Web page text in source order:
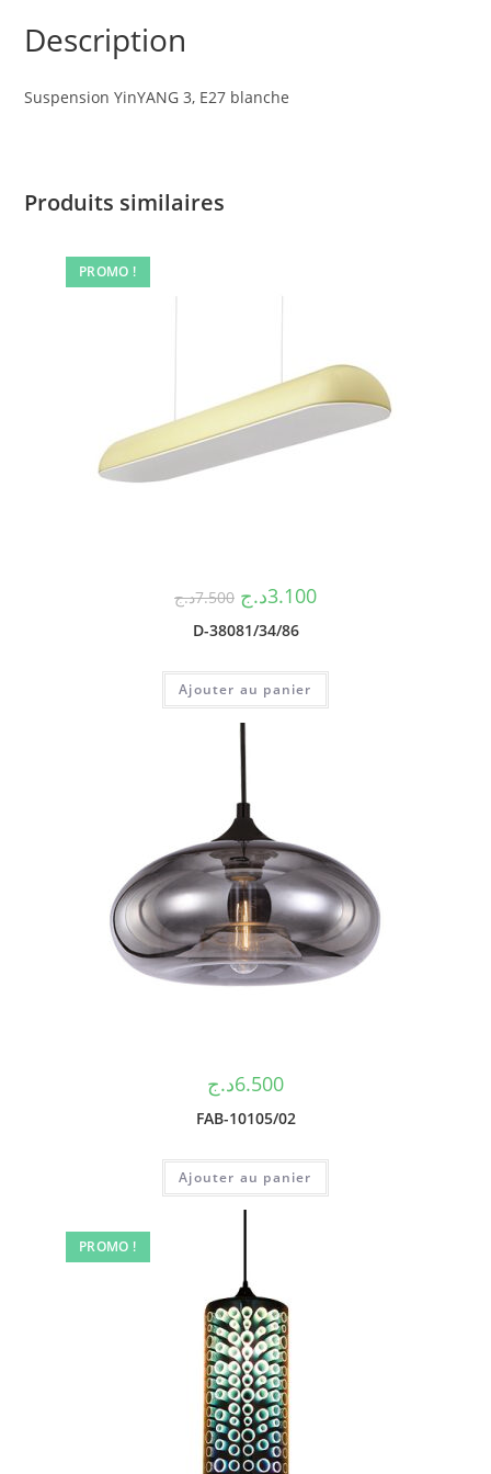
Description
Suspension YinYANG 3, E27 blanche
Produits similaires
PROMO !
7.500د.ج 3.100د.ج
D-38081/34/86
Ajouter au panier
6.500د.ج
FAB-10105/02
Ajouter au panier
PROMO !